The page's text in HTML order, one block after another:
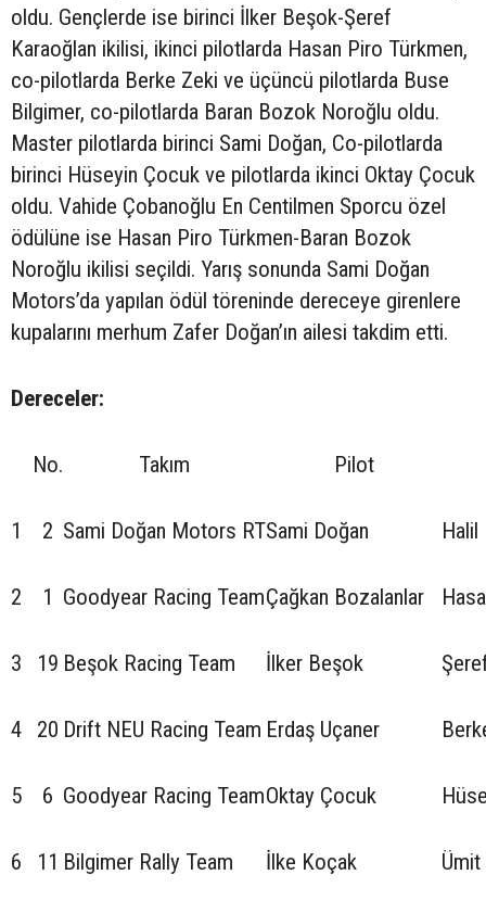
oldu. Gençlerde ise birinci İlker Beşok-Şeref
Karaoğlan ikilisi, ikinci pilotlarda Hasan Piro Türkmen,
co-pilotlarda Berke Zeki ve üçüncü pilotlarda Buse
Bilgimer, co-pilotlarda Baran Bozok Noroğlu oldu.
Master pilotlarda birinci Sami Doğan, Co-pilotlarda
birinci Hüseyin Çocuk ve pilotlarda ikinci Oktay Çocuk
oldu. Vahide Çobanoğlu En Centilmen Sporcu özel
ödülüne ise Hasan Piro Türkmen-Baran Bozok
Noroğlu ikilisi seçildi. Yarış sonunda Sami Doğan
Motors’da yapılan ödül töreninde dereceye girenlere
kupalarını merhum Zafer Doğan’ın ailesi takdim etti.
Dereceler:
No. Takım Pilot
1 2 Sami Doğan Motors RTSami Doğan Halil
2 1 Goodyear Racing TeamÇağkan Bozalanlar
3 19 Beşok Racing Team İlker Beşok
4 20 Drift NEU Racing Team Erdaş Uçaner
5 6 Goodyear Racing TeamOktay Çocuk
6 11 Bilgimer Rally Team İlke Koçak